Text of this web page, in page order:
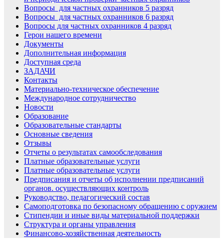
Вопросы для частных охранников 5 разряд
Вопросы для частных охранников 6 разряд
Вопросы для частных охранников 4 разряд
Герои нашего времени
Документы
Дополнительная информация
Доступная среда
ЗАДАЧИ
Контакты
Материально-техническое обеспечение
Международное сотрудничество
Новости
Образование
Образовательные стандарты
Основные сведения
Отзывы
Отчеты о результатах самообследования
Платные образовательные услуги
Платные образовательные услуги
Предписания и отчеты об исполнении предписаний
органов. осуществляющих контроль
Руководство, педагогический состав
Самоподготовка по безопасному обращению с оружием
Стипендии и иные виды материальной поддержки
Структура и органы управления
Финансово-хозяйственная деятельность